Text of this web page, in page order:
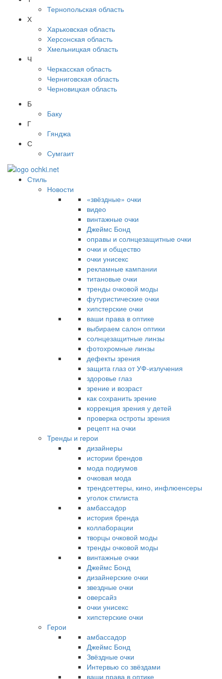
Тернопольская область
Х
Харьковская область
Херсонская область
Хмельницкая область
Ч
Черкасская область
Черниговская область
Черновицкая область
Б
Баку
Г
Гянджа
С
Сумгаит
Стиль
Новости
«звёздные» очки
видео
винтажные очки
Джеймс Бонд
оправы и солнцезащитные очки
очки и общество
очки унисекс
рекламные кампании
титановые очки
тренды очковой моды
футуристические очки
хипстерские очки
ваши права в оптике
выбираем салон оптики
солнцезащитные линзы
фотохромные линзы
дефекты зрения
защита глаз от УФ-излучения
здоровье глаз
зрение и возраст
как сохранить зрение
коррекция зрения у детей
проверка остроты зрения
рецепт на очки
Тренды и герои
дизайнеры
истории брендов
мода подиумов
очковая мода
трендсеттеры, кино, инфлюенсеры
уголок стилиста
амбассадор
история бренда
коллаборации
творцы очковой моды
тренды очковой моды
винтажные очки
Джеймс Бонд
дизайнерские очки
звездные очки
оверсайз
очки унисекс
хипстерские очки
Герои
амбассадор
Джеймс Бонд
Звёздные очки
Интервью со звёздами
ваши права в оптике